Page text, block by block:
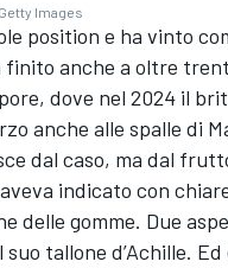
Images
position e ha vinto
finito anche a oltre
dove nel 2024 il
anche alle spalle di
dal caso, ma dal
indicato con
delle gomme. Due
tallone d’Achille.